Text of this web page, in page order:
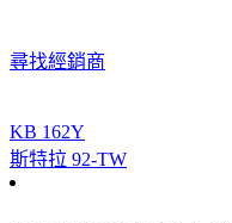
尋找經銷商
KB 162Y
斯特拉 92-TW